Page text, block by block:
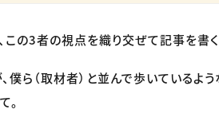
この3者の視点を織り交ぜて記事を書く
僕ら（取材者）と並んで歩いているよ
。